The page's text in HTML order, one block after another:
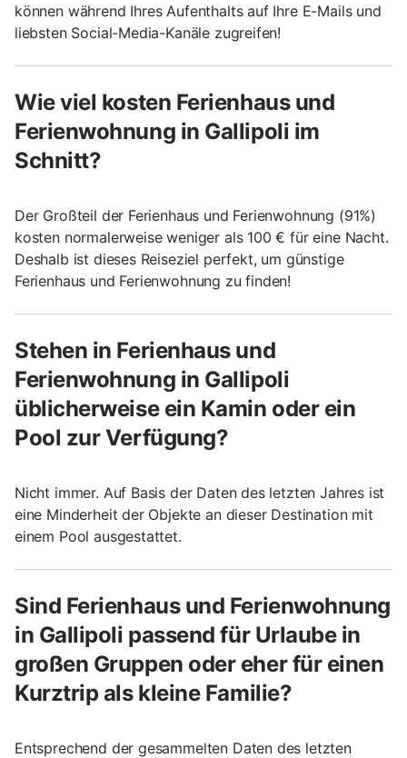
können während Ihres Aufenthalts auf Ihre E-Mails und
liebsten Social-Media-Kanäle zugreifen!
Wie viel kosten Ferienhaus und
Ferienwohnung in Gallipoli im
Schnitt?
Der Großteil der Ferienhaus und Ferienwohnung (91%)
kosten normalerweise weniger als 100 € für eine Nacht.
Deshalb ist dieses Reiseziel perfekt, um günstige
Ferienhaus und Ferienwohnung zu finden!
Stehen in Ferienhaus und
Ferienwohnung in Gallipoli
üblicherweise ein Kamin oder ein
Pool zur Verfügung?
Nicht immer. Auf Basis der Daten des letzten Jahres ist
eine Minderheit der Objekte an dieser Destination mit
einem Pool ausgestattet.
Sind Ferienhaus und Ferienwohnung
in Gallipoli passend für Urlaube in
großen Gruppen oder eher für einen
Kurztrip als kleine Familie?
Entsprechend der gesammelten Daten des letzten